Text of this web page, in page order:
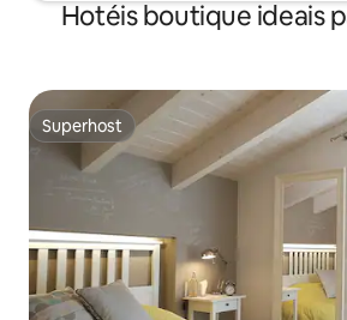
Hotéis boutique ideais
Superhost
Superhost